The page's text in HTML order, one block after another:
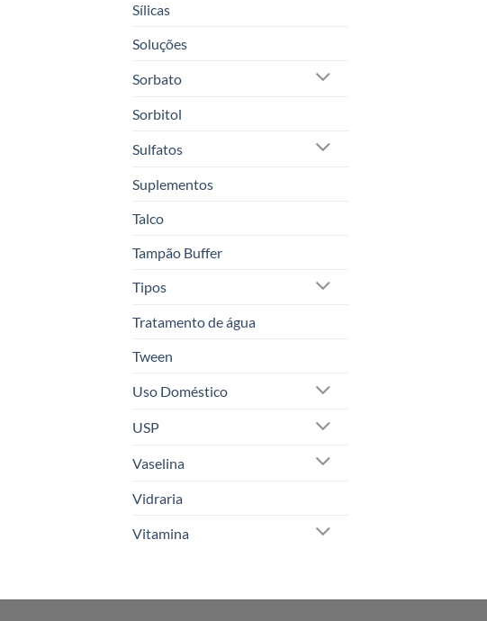
Sílicas
Soluções
Sorbato
Sorbitol
Sulfatos
Suplementos
Talco
Tampão Buffer
Tipos
Tratamento de água
Tween
Uso Doméstico
USP
Vaselina
Vidraria
Vitamina